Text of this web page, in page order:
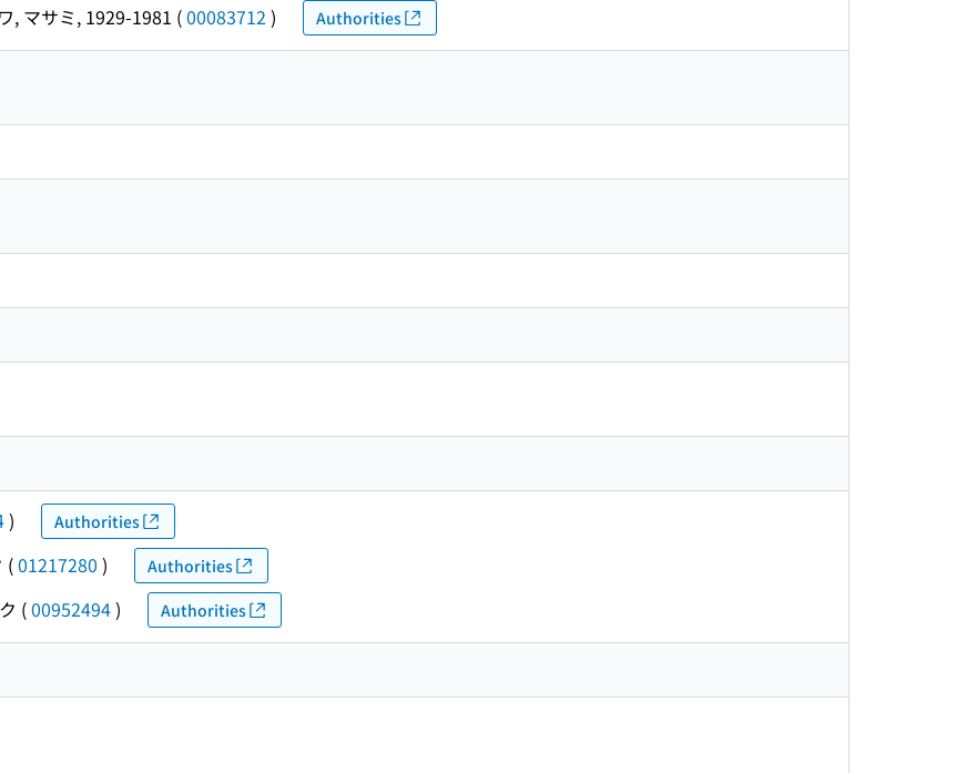
, マサミ, 1929-1981 (00083712 ) Authorities
) Authorities
(01217280 ) Authorities
(00952494) Authorities